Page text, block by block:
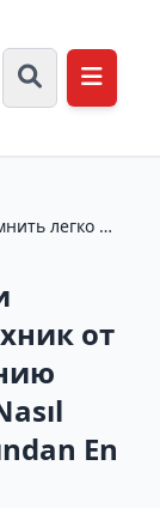
легко и
от
En